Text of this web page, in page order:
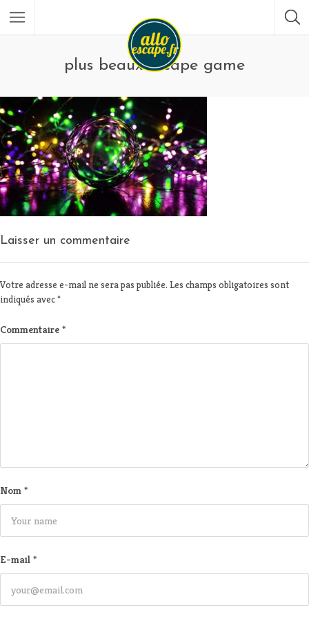
plus beaux escape game
Laisser un commentaire
Votre adresse e-mail ne sera pas publiée. Les champs obligatoires sont
indiqués avec*
Commentaire *
Nom *
E-mail *